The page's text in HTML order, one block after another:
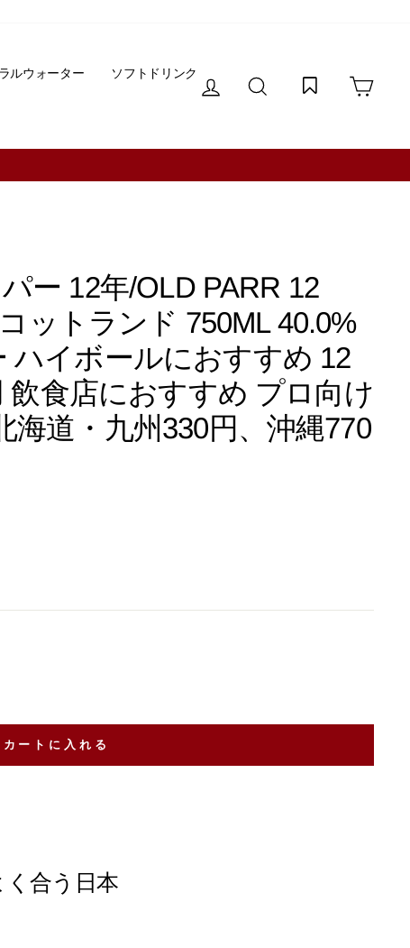
ルウォーター
ソフトドリンク
ログイン サイトを検索する
ー 12年/OLD PARR 12
ットランド 750ML 40.0%
ハイボールにおすすめ 12
飲食店におすすめ プロ向け
海道・九州330円、沖縄770
カートに入れる
合う日本